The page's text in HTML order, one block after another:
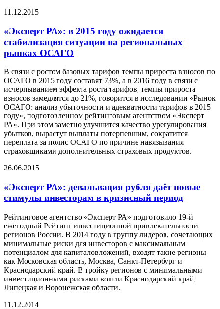
11.12.2015
«Эксперт РА»: в 2015 году ожидается
стабилизация ситуации на региональных
рынках ОСАГО
В связи с ростом базовых тарифов темпы прироста взносов по
ОСАГО в 2015 году составят 73%, а в 2016 году в связи с
исчерпыванием эффекта роста тарифов, темпы прироста
взносов замедлятся до 21%, говорится в исследовании «Рынок
ОСАГО: анализ убыточности и адекватности тарифов в 2015
году», подготовленном рейтинговым агентством «Эксперт
РА». При этом заметно улучшится качество урегулирования
убытков, вырастут выплаты потерпевшим, сократится
переплата за полис ОСАГО по причине навязывания
страховщиками дополнительных страховых продуктов.
26.06.2015
«Эксперт РА»: девальвация рубля даёт новые
стимулы инвесторам в кризисный период
Рейтинговое агентство «Эксперт РА» подготовило 19-й
ежегодный Рейтинг инвестиционной привлекательности
регионов России. В 2014 году в группу лидеров, сочетающих
минимальные риски для инвесторов с максимальным
потенциалом для капиталовложений, входят такие регионы
как Московская область, Москва, Санкт-Петербург и
Краснодарский край. В тройку регионов с минимальными
инвестиционными рисками вошли Краснодарский край,
Липецкая и Воронежская области.
11.12.2014